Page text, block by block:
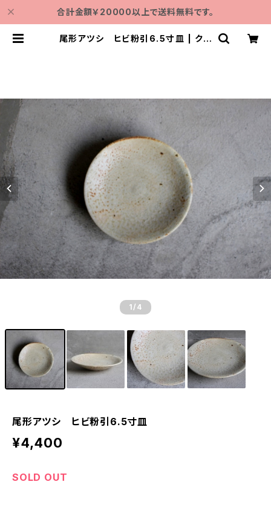
合計金額￥20000以上で送料無料です。
尾形アツシ ヒビ粉引6.5寸皿 | クラ
1 /4
尾形アツシ ヒビ粉引6.5寸皿
¥4,400
SOLD OUT